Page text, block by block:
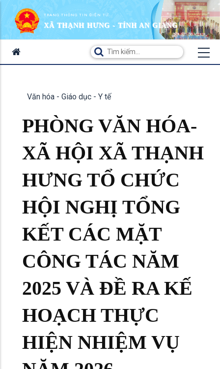
TRANG THÔNG TIN ĐIỆN TỬ
XÃ THẠNH HƯNG - TỈNH AN GIANG
Văn hóa - Giáo dục - Y tế
PHÒNG VĂN HÓA-
XÃ HỘI XÃ THẠNH
HƯNG TỔ CHỨC
HỘI NGHỊ TỔNG
KẾT CÁC MẶT
CÔNG TÁC NĂM
2025 VÀ ĐỀ RA KẾ
HOẠCH THỰC
HIỆN NHIỆM VỤ